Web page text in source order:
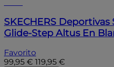
SKECHERS Deportivas
Glide-Step Altus En
Favorito
99,95 € 119,95 €